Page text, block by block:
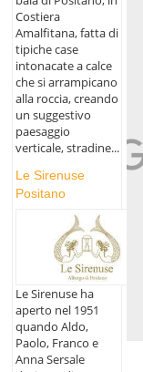
Costiera
Amalfitana, fatta di
tipiche case
intonacate a calce
che si arrampicano
alla roccia, creando
un suggestivo
paesaggio
verticale, stradine...
Le Sirenuse
Positano
Le Sirenuse ha
aperto nel 1951
quando Aldo,
Paolo, Franco e
Anna Sersale